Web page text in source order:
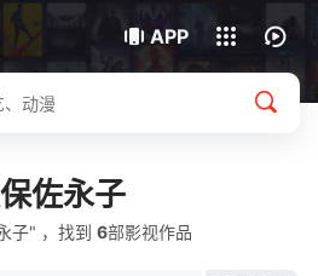
APP
下载客户端
我的观影记录
佐永子
子" ，找到 6部影视作品